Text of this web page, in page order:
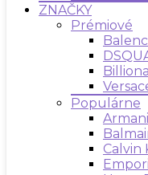
ZNAČKY
Prémiové
Populárne
Calvin